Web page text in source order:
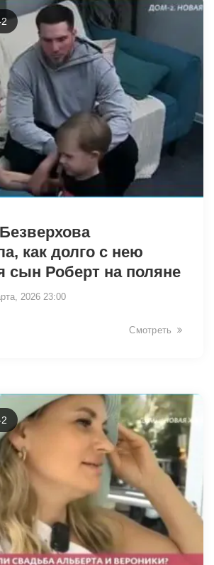
как долго с нею
сын Роберт на поляне
2026 23:00
Смотреть